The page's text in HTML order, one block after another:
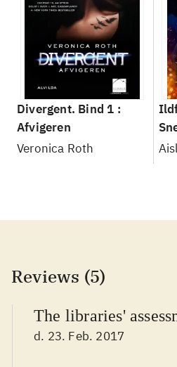
Divergent. Bind 1 :
Afvigeren
Veronica Roth
Reviews (5)
The libraries'
d. 23. Feb. 2017